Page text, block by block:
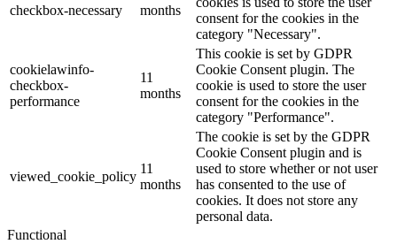
checkbox-necessary
months
consent for the cookies in the
category "Necessary".
cookielawinfo-
checkbox-
performance
11
months
This cookie is set by GDPR
Cookie Consent plugin. The
cookie is used to store the user
consent for the cookies in the
category "Performance".
viewed_cookie_policy
11
months
The cookie is set by the GDPR
Cookie Consent plugin and is
used to store whether or not user
has consented to the use of
cookies. It does not store any
personal data.
Functional